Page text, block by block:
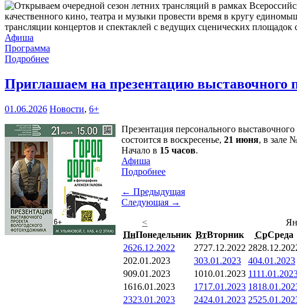
качественного кино, театра и музыки провести время в кругу
трансляции концертов и спектаклей с ведущих сценических площадок
Афиша
Программа
Подробнее
Приглашаем на презентацию выставочного
01.06.2026 Новости, 6+
Презентация персонального
состоится в воскресенье, 21 июня, в зале
Начало в 15 часов.
Афиша
Подробнее
← Предыдущая
Следующая →
<
ПнПонедельник ВтВторник СрСреда
2626.12.2022 2727.12.2022 28
202.01.2023 303.01.2023 404.01.2023
909.01.2023 1010.01.2023 11
1616.01.2023 1717.01.2023 18
2323.01.2023 2424.01.2023 25